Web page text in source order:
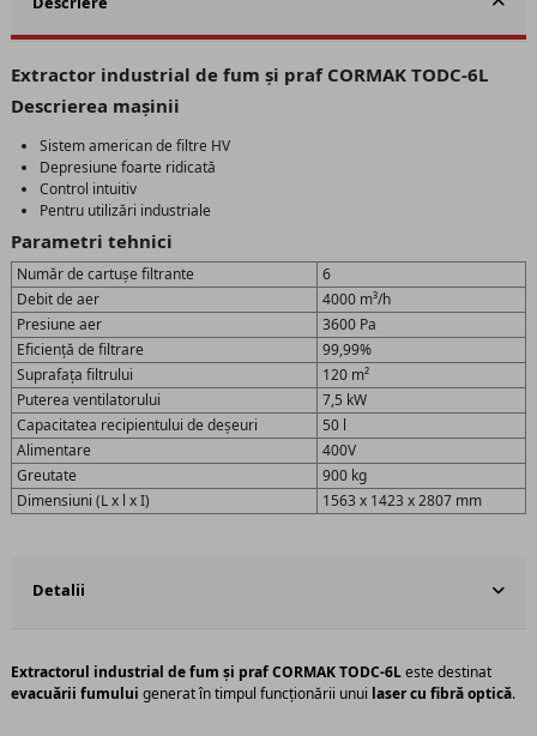
Extractor industrial de fum și praf CORMAK TODC-6L
Descrierea mașinii
Sistem american de filtre HV
Depresiune foarte ridicată
Control intuitiv
Pentru utilizări industriale
Parametri tehnici
Număr de cartușe filtrante
6
Debit de aer
4000 m³/h
Presiune aer
3600 Pa
Eficiență de filtrare
99,99%
Suprafața filtrului
120 m²
Puterea ventilatorului
7,5 kW
Capacitatea recipientului de deșeuri
50 l
Alimentare
400V
Greutate
900 kg
Dimensiuni (L x l x I)
1563 x 1423 x 2807 mm
Detalii
Extractorul industrial de fum și praf CORMAK TODC-6Leste destinat
evacuării fumului generat în timpul funcționării unui laser cu fibră optică.